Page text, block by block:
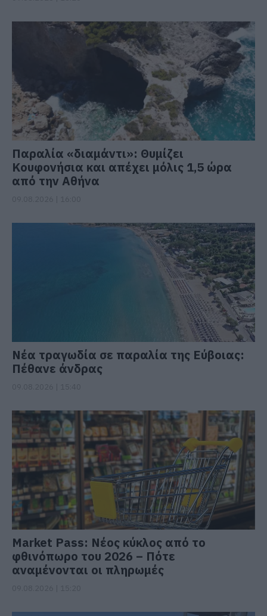
Παραλία «διαμάντι»: Θυμίζει
Κουφονήσια και απέχει μόλις 1,5 ώρα
από την Αθήνα
Νέα τραγωδία σε παραλία της Εύβοιας:
Πέθανε άνδρας
Market Pass: Νέος κύκλος από το
φθινόπωρο του 2026 – Πότε
αναμένονται οι πληρωμές